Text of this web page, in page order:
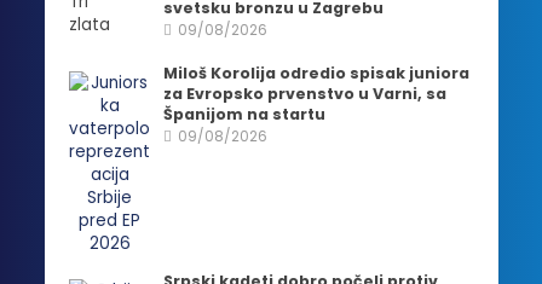
svetsku bronzu u Zagrebu
09/08/2026
Miloš Korolija odredio spisak juniora
za Evropsko prvenstvo u Varni, sa
Španijom na startu
09/08/2026